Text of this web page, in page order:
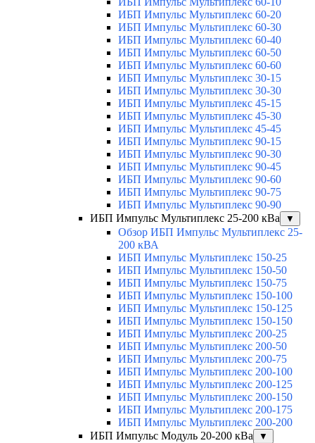
ИБП Импульс Мультиплекс 60-20
ИБП Импульс Мультиплекс 60-30
ИБП Импульс Мультиплекс 60-40
ИБП Импульс Мультиплекс 60-50
ИБП Импульс Мультиплекс 60-60
ИБП Импульс Мультиплекс 30-15
ИБП Импульс Мультиплекс 30-30
ИБП Импульс Мультиплекс 45-15
ИБП Импульс Мультиплекс 45-30
ИБП Импульс Мультиплекс 45-45
ИБП Импульс Мультиплекс 90-15
ИБП Импульс Мультиплекс 90-30
ИБП Импульс Мультиплекс 90-45
ИБП Импульс Мультиплекс 90-60
ИБП Импульс Мультиплекс 90-75
ИБП Импульс Мультиплекс 90-90
ИБП Импульс Мультиплекс 25-200 кВа
▼
Обзор ИБП Импульс Мультиплекс 25-
200 кВА
ИБП Импульс Мультиплекс 150-25
ИБП Импульс Мультиплекс 150-50
ИБП Импульс Мультиплекс 150-75
ИБП Импульс Мультиплекс 150-100
ИБП Импульс Мультиплекс 150-125
ИБП Импульс Мультиплекс 150-150
ИБП Импульс Мультиплекс 200-25
ИБП Импульс Мультиплекс 200-50
ИБП Импульс Мультиплекс 200-75
ИБП Импульс Мультиплекс 200-100
ИБП Импульс Мультиплекс 200-125
ИБП Импульс Мультиплекс 200-150
ИБП Импульс Мультиплекс 200-175
ИБП Импульс Мультиплекс 200-200
ИБП Импульс Модуль 20-200 кВа
▼